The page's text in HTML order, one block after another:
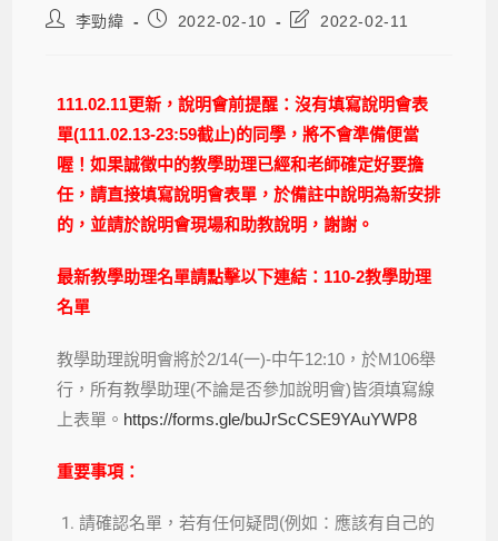
李勁緯 2022-02-10 2022-02-11
111.02.11更新，說明會前提醒：沒有填寫說明會表
單(111.02.13-23:59截止)的同學，將不會準備便當
喔！如果誠徵中的教學助理已經和老師確定好要擔
任，請直接填寫說明會表單，於備註中說明為新安排
的，並請於說明會現場和助教說明，謝謝。
最新教學助理名單請點擊以下連結： 110-2教學助理
名單
教學助理說明會將於2/14(一)-中午12:10，於M106舉
行，所有教學助理(不論是否參加說明會)皆須填寫線
上表單。 https://forms.gle/buJrScCSE9YAuYWP8
重要事項 ：
請確認名單，若有任何疑問(例如：應該有自己的